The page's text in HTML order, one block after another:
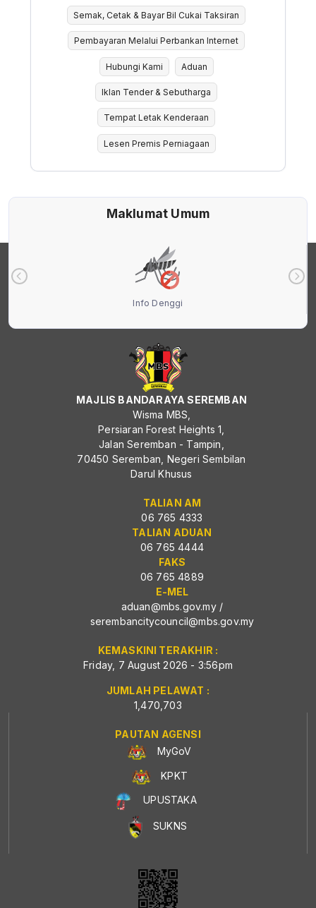
Semak, Cetak & Bayar Bil Cukai Taksiran
Pembayaran Melalui Perbankan Internet
Hubungi Kami Aduan
Iklan Tender & Sebutharga
Tempat Letak Kenderaan
Lesen Premis Perniagaan
Maklumat Umum
Info Denggi
MAJLIS BANDARAYA SEREMBAN
Wisma MBS,
Persiaran Forest Heights 1,
Jalan Seremban - Tampin,
70450 Seremban, Negeri Sembilan
Darul Khusus
TALIAN AM
06 765 4333
TALIAN ADUAN
06 765 4444
FAKS
06 765 4889
E-MEL
aduan@mbs.gov.my/
serembancitycouncil@mbs.gov.my
KEMASKINI TERAKHIR :
Friday, 7 August 2026 - 3:56pm
JUMLAH PELAWAT :
1,470,703
PAUTAN AGENSI
MyGoV
KPKT
UPUSTAKA
SUKNS